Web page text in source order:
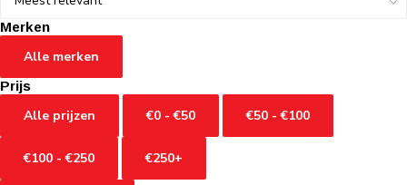
Merken
Alle merken
Prijs
Alle prijzen €0 - €50 €50 - €100
€100 - €250 €250+